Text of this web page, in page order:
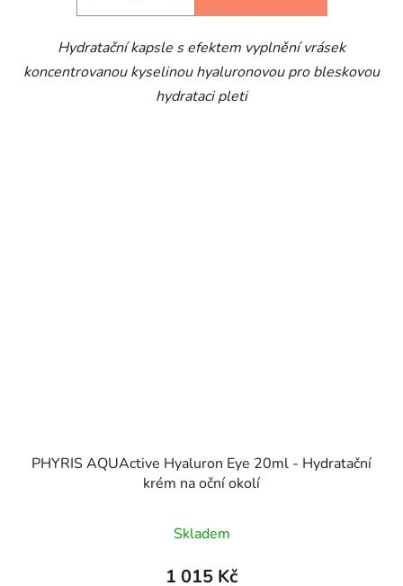
Hydratační kapsle s efektem vyplnění vrásek
koncentrovanou kyselinou hyaluronovou pro bleskovou
hydrataci pleti
PHYRIS AQUActive Hyaluron Eye 20ml - Hydratační
krém na oční okolí
Skladem
1 015 Kč